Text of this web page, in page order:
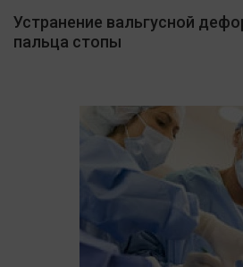
Устранение вальгусной
пальца стопы